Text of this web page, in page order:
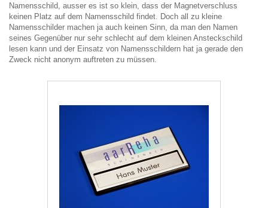
Namensschild, ausser es ist so klein, dass der Magnetverschluss
keinen Platz auf dem Namensschild findet. Doch all zu kleine
Namensschilder machen ja auch keinen Sinn, da man den Namen
seines Gegenüber nur sehr schlecht auf dem kleinen Ansteckschild
lesen kann und der Einsatz von Namensschildern hat ja gerade den
Zweck nicht anonym auftreten zu müssen.